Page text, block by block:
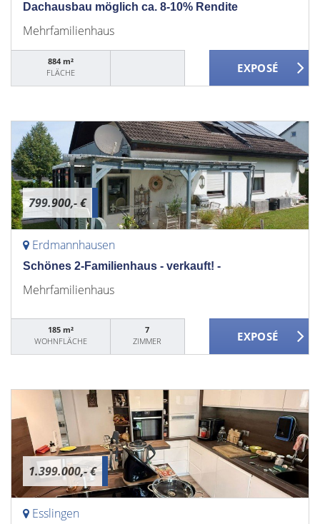
Dachausbau möglich ca. 8-10% Rendite
Mehrfamilienhaus
884 m²
FLÄCHE
799.900,- €
Erdmannhausen
Schönes 2-Familienhaus - verkauft! -
Mehrfamilienhaus
185 m²
WOHNFLÄCHE
7
ZIMMER
1.399.000,- €
Esslingen